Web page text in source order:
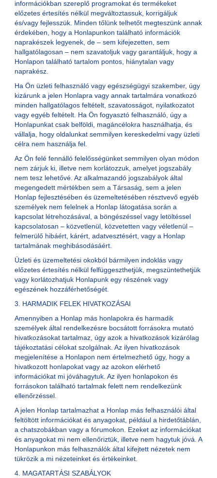
információkban szereplő programokat és termékeket
előzetes értesítés nélkül megváltoztassuk, korrigáljuk
és/vagy fejlesszük. Minden tőlünk telhetőt megteszünk annak
érdekében, hogy a Honlapunkon található információk
naprakészek legyenek, de – sem kifejezetten, sem
hallgatólagosan – nem szavatoljuk vagy garantáljuk, hogy a
Honlapon található tartalom pontos, hiánytalan vagy
naprakész.
Ha Ön üzleti felhasználó vagy egészségügyi szakember, úgy
kizárunk a jelen Honlapra vagy annak tartalmára vonatkozó
minden hallgatólagos feltételt, szavatosságot, nyilatkozatot
vagy egyéb feltételt. Ha Ön fogyasztó felhasználó, úgy a
Honlapunkat csak belföldi, magáncélokra használhatja, és
vállalja, hogy oldalunkat semmilyen kereskedelmi vagy üzleti
célra nem használja fel.
Az Ön felé fennálló felelősségünket semmilyen olyan módon
nem zárjuk ki, illetve nem korlátozzuk, amelyet jogszabály
nem tesz lehetővé. Az alkalmazandó jogszabályok által
megengedett mértékben sem a Társaság, sem a jelen
Honlap fejlesztésében és üzemeltetésében résztvevő egyéb
személyek nem felelnek a Honlap látogatása során a
kapcsolat létrehozásával, a böngészéssel vagy letöltéssel
kapcsolatosan – közvetlenül, közvetetten vagy véletlenül –
felmerülő hibáért, kárért, adatvesztésért, vagy a Honlap
tartalmának meghibásodásáért.
Üzleti és üzemeltetési okokból bármilyen indoklás vagy
előzetes értesítés nélkül felfüggeszthetjük, megszüntethetjük
vagy korlátozhatjuk Honlapunk egy részének vagy
egészének hozzáférhetőségét.
3. HARMADIK FELEK HIVATKOZÁSAI
Amennyiben a Honlap más honlapokra és harmadik
személyek által rendelkezésre bocsátott forrásokra mutató
hivatkozásokat tartalmaz, úgy azok a hivatkozások kizárólag
tájékoztatási célokat szolgálnak. Az ilyen hivatkozások
megjelenítése a Honlapon nem értelmezhető úgy, hogy a
hivatkozott honlapokat vagy az azokon elérhető
információkat mi jóváhagytuk. Az ilyen honlapokon és
forrásokon található tartalmak felett nem rendelkezünk
ellenőrzéssel.
A jelen Honlap tartalmazhat a Honlap más felhasználói által
feltöltött információkat és anyagokat, például a hirdetőtáblán,
a chatszobákban vagy a fórumokon. Ezeket az információkat
és anyagokat mi nem ellenőriztük, illetve nem hagytuk jóvá. A
Honlapunkon más felhasználók által kifejtett nézetek nem
tükrözik a mi nézeteinket és értékeinket.
4. MAGATARTÁSI SZABÁLYOK